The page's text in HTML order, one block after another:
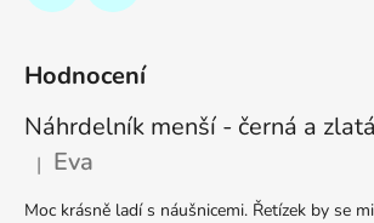
Hodnocení
Náhrdelník menší - černá a
Hodnocení produktu je 5 z 5 hvězdiček.
| Eva
Moc krásně ladí s náušnicemi. Řetízek by se